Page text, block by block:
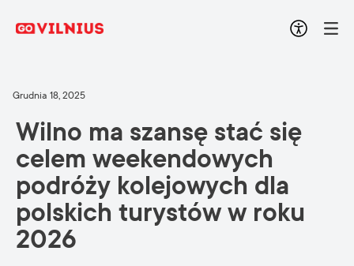
Grudnia 18, 2025
Wilno ma szansę stać się
celem weekendowych
podróży kolejowych dla
polskich turystów w roku
2026